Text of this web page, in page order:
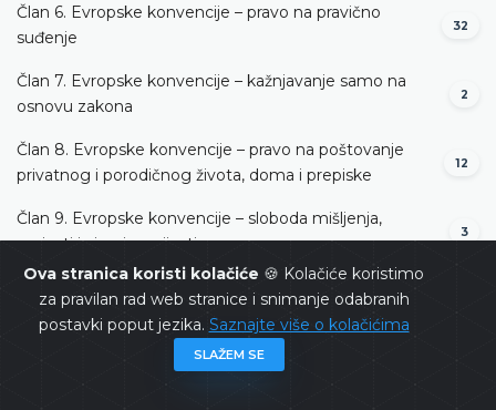
Ova stranica koristi kolačiće 🍪 Kolačiće koristimo
za pravilan rad web stranice i snimanje odabranih
postavki poput jezika. Saznajte više o kolačićima
SLAŽEM SE
Član 6. Evropske konvencije – pravo na pravično
suđenje
32
Član 7. Evropske konvencije – kažnjavanje samo na
osnovu zakona
2
Član 8. Evropske konvencije – pravo na poštovanje
privatnog i porodičnog života, doma i prepiske
12
Član 9. Evropske konvencije – sloboda mišljenja,
savjesti i vjeroispovijesti
3
Član 11. Evropske konvencije – sloboda okupljanja i